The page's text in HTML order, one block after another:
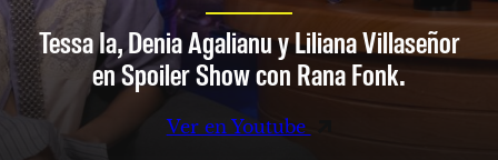
Tessa Ia, Denia Agalianu y Liliana Villaseñor
en Spoiler Show con Rana Fonk.
Ver en Youtube